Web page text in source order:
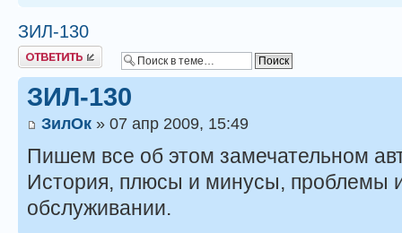
ЗИЛ-130
Ответить
ЗИЛ-130
ЗилОк » 07 апр 2009, 15:49
Пишем все об этом замечательном
История, плюсы и минусы, проблемы
обслуживании.